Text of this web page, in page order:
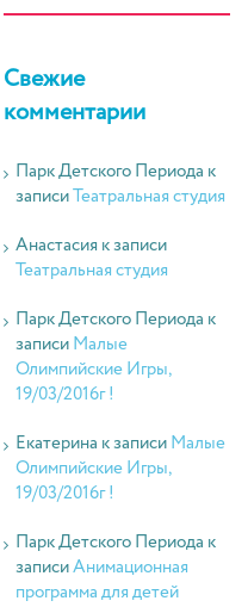
Свежие
комментарии
Парк Детского Периода к
записиТеатральная студия
Анастасияк записи
Театральная студия
Парк Детского Периода к
записиМалые
Олимпийские Игры,
19/03/2016г !
Екатерина к записиМалые
Олимпийские Игры,
19/03/2016г !
Парк Детского Периода к
записиАнимационная
программа для детей